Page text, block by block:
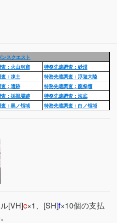
ンスクエスト
：火山洞窟
特務先遣調査：砂漠
：凍土
特務先遣調査：浮遊大陸
：遺跡
特務先遣調査：龍祭壇
：採掘場跡
特務先遣調査：海底
：黒ノ領域 特務先遣調査：白ノ領域
[VH]c×1、[SH]f×10個の支払